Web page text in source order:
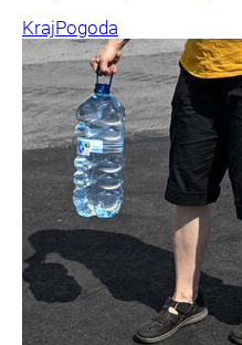
KrajPogoda